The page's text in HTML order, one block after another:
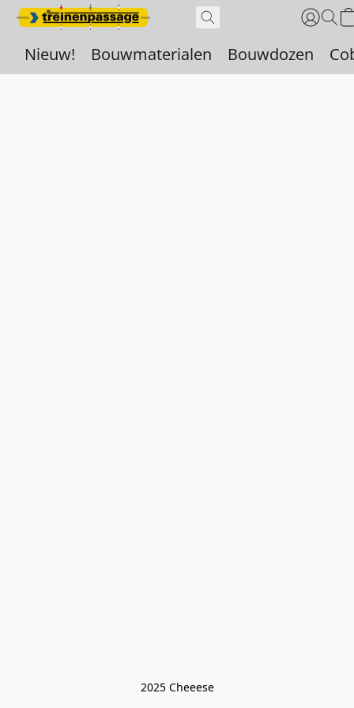
Nieuw! Bouwmaterialen Bouwdozen
2025 Cheeese